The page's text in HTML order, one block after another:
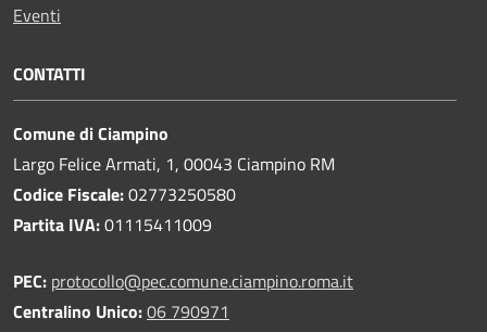
Eventi
CONTATTI
Comune di Ciampino
Largo Felice Armati, 1, 00043 Ciampino RM
Codice Fiscale:02773250580
Partita IVA:01115411009
PEC: protocollo@pec.comune.ciampino.roma.it
Centralino Unico:06 790971